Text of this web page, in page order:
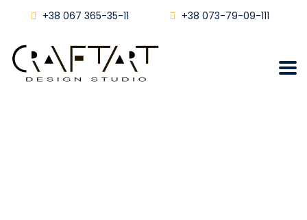
+38 067 365-35-11 +38 073-79-09-111